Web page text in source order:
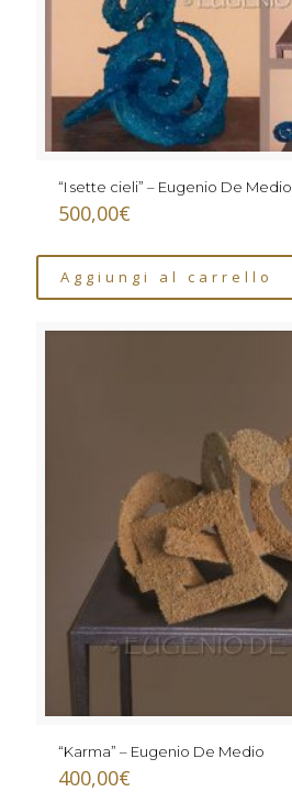
“I sette cieli” – Eugenio De Medio
500,00€
Aggiungi al carrello
“Karma” – Eugenio De Medio
400,00€